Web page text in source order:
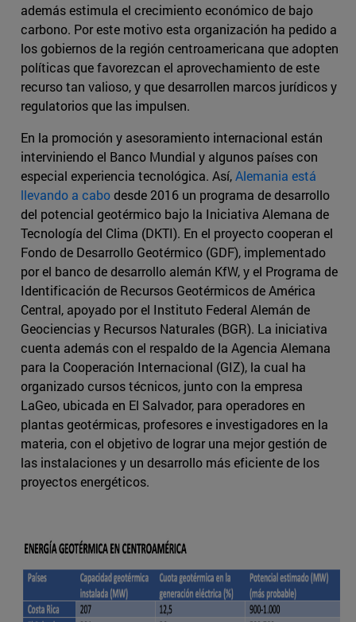
además estimula el crecimiento económico de bajo
carbono. Por este motivo esta organización ha pedido a
los gobiernos de la región centroamericana que adopten
políticas que favorezcan el aprovechamiento de este
recurso tan valioso, y que desarrollen marcos jurídicos y
regulatorios que las impulsen.
En la promoción y asesoramiento internacional están
interviniendo el Banco Mundial y algunos países con
especial experiencia tecnológica. Así,Alemania está
llevando a cabodesde 2016 un programa de desarrollo
del potencial geotérmico bajo la Iniciativa Alemana de
Tecnología del Clima (DKTI). En el proyecto cooperan el
Fondo de Desarrollo Geotérmico (GDF), implementado
por el banco de desarrollo alemán KfW, y el Programa de
Identificación de Recursos Geotérmicos de América
Central, apoyado por el Instituto Federal Alemán de
Geociencias y Recursos Naturales (BGR). La iniciativa
cuenta además con el respaldo de la Agencia Alemana
para la Cooperación Internacional (GIZ), la cual ha
organizado cursos técnicos, junto con la empresa
LaGeo, ubicada en El Salvador, para operadores en
plantas geotérmicas, profesores e investigadores en la
materia, con el objetivo de lograr una mejor gestión de
las instalaciones y un desarrollo más eficiente de los
proyectos energéticos.